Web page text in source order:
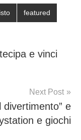
featured
e vinci
Next Post
divertimento” e
e giochi